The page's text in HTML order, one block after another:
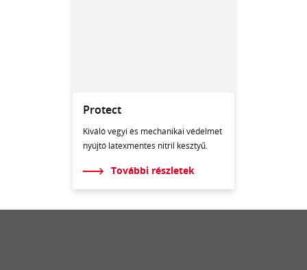
Protect
Kiváló vegyi és mechanikai védelmet
nyújtó latexmentes nitril kesztyű.
További részletek